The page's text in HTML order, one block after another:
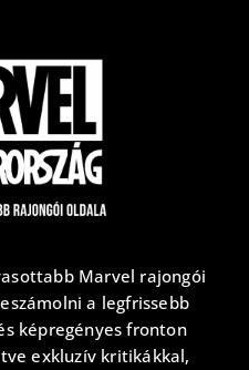
Marvel rajongói
a legfrissebb
képregényes fronton
exkluzív kritikákkal,